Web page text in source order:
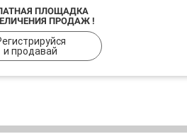
ПЛОЩАДКА
ПРОДАЖ !
и продавай